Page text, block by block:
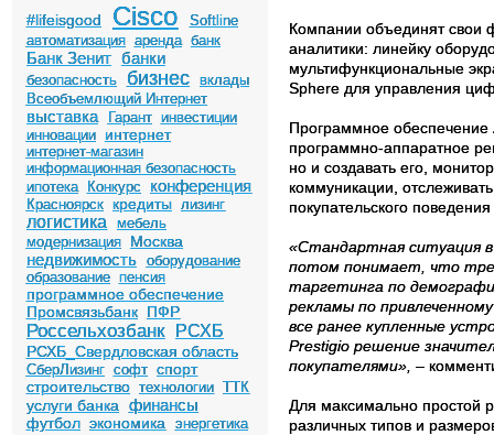
#lifeisgood Cisco
Softline
автоматизация аренда банк
Банк Зенит банки
безопасность бизнес
вклады
Всеобъемлющий Интернет
выставка Гарант инвестиции
инновации
интернет
интернет-магазин
информационная безопасность
ипотека
Конкурс конференция
Красноярск кредиты лизинг
логистика
мебель
модернизация
Москва
недвижимость оборудование
образование пенсия
программное обеспечение
Промсвязьбанк ПФР
Россельхозбанк РСХБ
РСХБ_Свердловская область
СберЛизинг софт спорт
строительство технологии ТТК
услуги банка финансы
футбол экономика энергетика
Компании объединят свои
аналитики: линейку
мультифункциональные
Sphere для управления
Программное обеспечение
программно-аппаратное
но и создавать его,
коммуникации,
покупательского
«Стандартная ситуация в
потом понимает, что
таргетинга по
рекламы по
все ранее купленные
Prestigio решение
покупателями», –
Для максимально простой
различных типов и